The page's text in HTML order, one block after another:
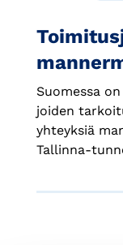
Suomessa
joiden
yhteyksiä
Tallinna-